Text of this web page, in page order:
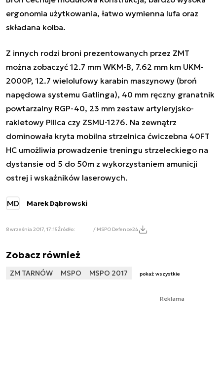
ergonomia użytkowania, łatwo wymienna lufa oraz
składana kolba.
Z innych rodzi broni prezentowanych przez ZMT
można zobaczyć 12.7 mm WKM-B, 7.62 mm km UKM-
2000P, 12.7 wielolufowy karabin maszynowy (broń
napędowa systemu Gatlinga), 40 mm ręczny granatnik
powtarzalny RGP-40, 23 mm zestaw artyleryjsko-
rakietowy Pilica czy ZSMU-1276. Na zewnątrz
dominowała kryta mobilna strzelnica ćwiczebna 40FT
HC umożliwia prowadzenie treningu strzeleckiego na
dystansie od 5 do 50m z wykorzystaniem amunicji
ostrej i wskaźników laserowych.
MD Marek Dąbrowski
8 września 2017, 17:15Źródło: / MSPO Defence24
Zobacz również
ZM TARNÓW MSPO MSPO 2017 pokaż wszystkie
Reklama